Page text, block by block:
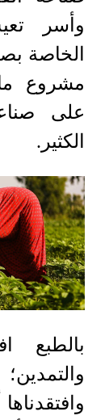
وأسر
الخاصة
مشروع
على
الكثير .
بالطبع